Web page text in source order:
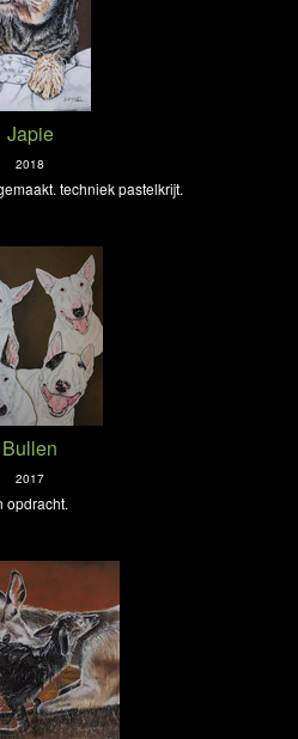
Japie
2018
techniek pastelkrijt.
Bullen
2017
opdracht.